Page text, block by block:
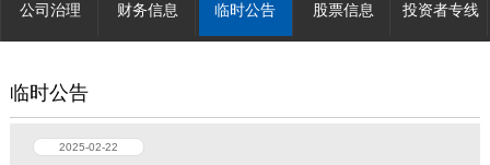
公司治理 财务信息 临时公告 股票信息 投资者专线
临时公告
2025-02-22